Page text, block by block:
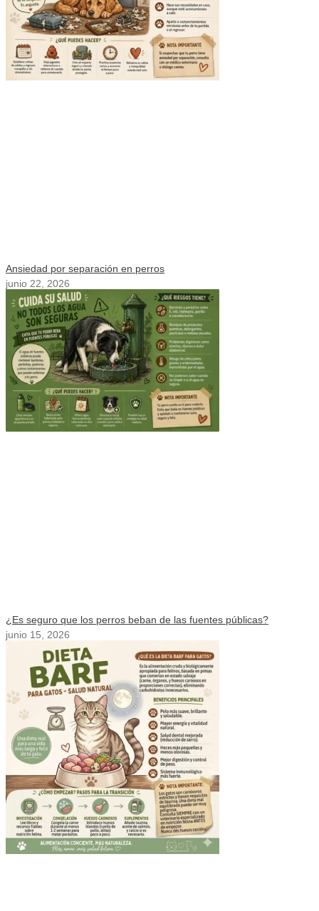
Ansiedad por separación en perros
junio 22, 2026
¿Es seguro que los perros beban de las fuentes públicas?
junio 15, 2026